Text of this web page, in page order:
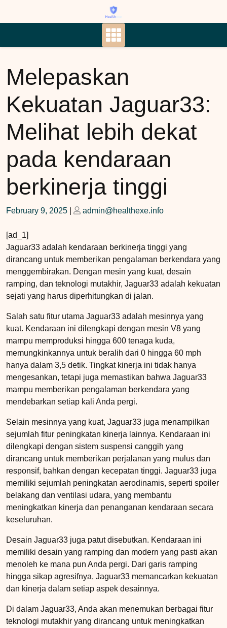
Melepaskan
Kekuatan Jaguar33:
Melihat lebih dekat
pada kendaraan
berkinerja tinggi
Posted
February 9, 2025
Posted
admin@healthexe.info
[ad_1]
Jaguar33 adalah kendaraan berkinerja tinggi yang
dirancang untuk memberikan pengalaman berkendara yang
menggembirakan. Dengan mesin yang kuat, desain
ramping, dan teknologi mutakhir, Jaguar33 adalah kekuatan
sejati yang harus diperhitungkan di jalan.
Salah satu fitur utama Jaguar33 adalah mesinnya yang
kuat. Kendaraan ini dilengkapi dengan mesin V8 yang
mampu memproduksi hingga 600 tenaga kuda,
memungkinkannya untuk beralih dari 0 hingga 60 mph
hanya dalam 3,5 detik. Tingkat kinerja ini tidak hanya
mengesankan, tetapi juga memastikan bahwa Jaguar33
mampu memberikan pengalaman berkendara yang
mendebarkan setiap kali Anda pergi.
Selain mesinnya yang kuat, Jaguar33 juga menampilkan
sejumlah fitur peningkatan kinerja lainnya. Kendaraan ini
dilengkapi dengan sistem suspensi canggih yang
dirancang untuk memberikan perjalanan yang mulus dan
responsif, bahkan dengan kecepatan tinggi. Jaguar33 juga
memiliki sejumlah peningkatan aerodinamis, seperti spoiler
belakang dan ventilasi udara, yang membantu
meningkatkan kinerja dan penanganan kendaraan secara
keseluruhan.
Desain Jaguar33 juga patut disebutkan. Kendaraan ini
memiliki desain yang ramping dan modern yang pasti akan
menoleh ke mana pun Anda pergi. Dari garis ramping
hingga sikap agresifnya, Jaguar33 memancarkan kekuatan
dan kinerja dalam setiap aspek desainnya.
Di dalam Jaguar33, Anda akan menemukan berbagai fitur
teknologi mutakhir yang dirancang untuk meningkatkan